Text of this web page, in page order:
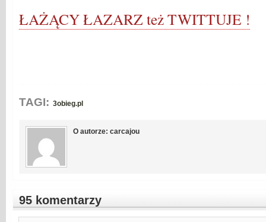
ŁAŻĄCY ŁAZARZ też TWITTUJE !
TAGI: 3obieg.pl
O autorze: carcajou
95 komentarzy